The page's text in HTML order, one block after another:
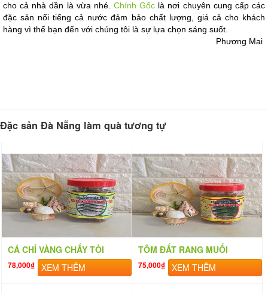
cho cả nhà dần là vừa nhé. Chính Gốc là nơi chuyên cung cấp các
đặc sản nổi tiếng cả nước đảm bảo chất lượng, giá cả cho khách
hàng vì thế bạn đến với chúng tôi là sự lựa chọn sáng suốt.
Phương Mai
Đặc sản Đà Nẵng làm quà tương tự
CÁ CHỈ VÀNG CHẤY TỎI
78,000₫ XEM THÊM
TÔM ĐẤT RANG MUỐI
75,000₫ XEM THÊM